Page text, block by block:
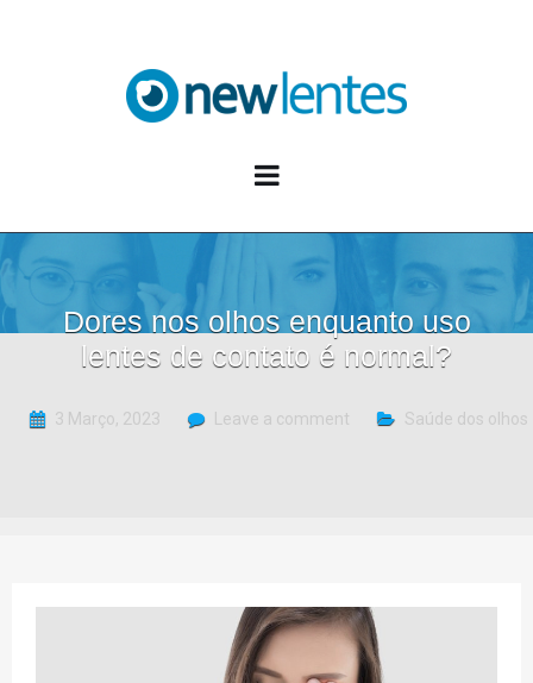
Dores nos olhos enquanto uso
lentes de contato é normal?
3 Março, 2023 Leave a comment Saúde dos olhos